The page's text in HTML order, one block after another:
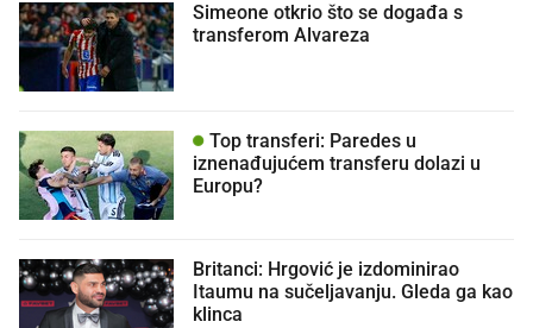
Simeone otkrio što se događa s
transferom Alvareza
Top transferi: Paredes u
iznenađujućem transferu dolazi u
Europu?
Britanci: Hrgović je izdominirao
Itaumu na sučeljavanju. Gleda ga kao
klinca